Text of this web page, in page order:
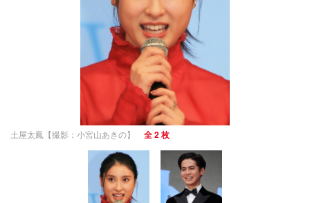
土屋太鳳【撮影：小宮山あきの】 全 2 枚